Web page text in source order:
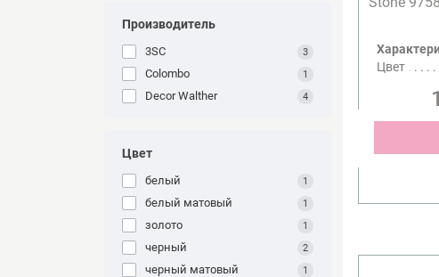
Производитель
3SC 3
Colombo 1
Decor Walther 4
Цвет
белый 1
белый матовый 1
золото 1
черный 2
черный матовый 1
Цвет